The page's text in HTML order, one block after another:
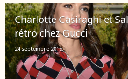
Charlotte Casiraghi et
rétro chez Gucci
24 septembre 2015